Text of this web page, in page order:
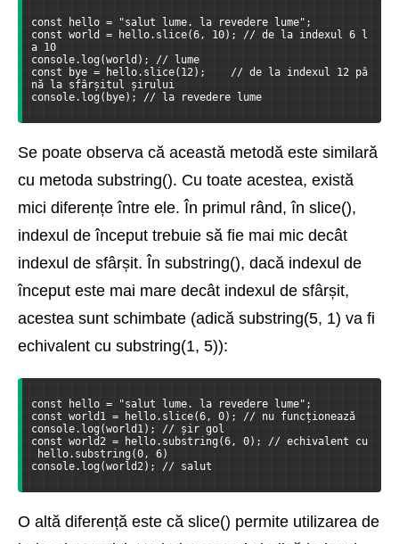
const hello = "salut lume. la revedere lume";
const world = hello.slice(6, 10); // de la indexul 6 l
a 10
console.log(world); // lume
const bye = hello.slice(12);    // de la indexul 12 pâ
nă la sfârșitul șirului
console.log(bye); // la revedere lume
Se poate observa că această metodă este similară
cu metoda substring(). Cu toate acestea, există
mici diferențe între ele. În primul rând, în slice(),
indexul de început trebuie să fie mai mic decât
indexul de sfârșit. În substring(), dacă indexul de
început este mai mare decât indexul de sfârșit,
acestea sunt schimbate (adică substring(5, 1) va fi
echivalent cu substring(1, 5)):
const hello = "salut lume. la revedere lume";
const world1 = hello.slice(6, 0); // nu funcționează
console.log(world1); // șir gol
const world2 = hello.substring(6, 0); // echivalent cu
hello.substring(0, 6)
console.log(world2); // salut
O altă diferență este că slice() permite utilizarea de